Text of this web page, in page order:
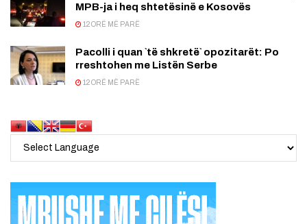
MPB-ja i heq shtetësinë e Kosovës
12 ORË MË PARË
Pacolli i quan `të shkretë` opozitarët: Po
rreshtohen me Listën Serbe
12 ORË MË PARË